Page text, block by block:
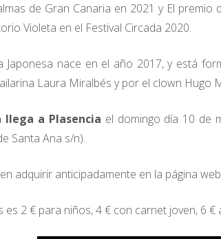
de Gran Canaria en 2021 y El premio
Violeta en el Festival Circada 2020.
Japonesa nace en el año 2017, y está
Laura Miralbés y por el clown Hugo
llega a Plasencia el domingo día 10 de
Santa Ana s/n).
adquirir anticipadamente en la página
es 2 € para niños, 4 € con carnet joven, 6 €